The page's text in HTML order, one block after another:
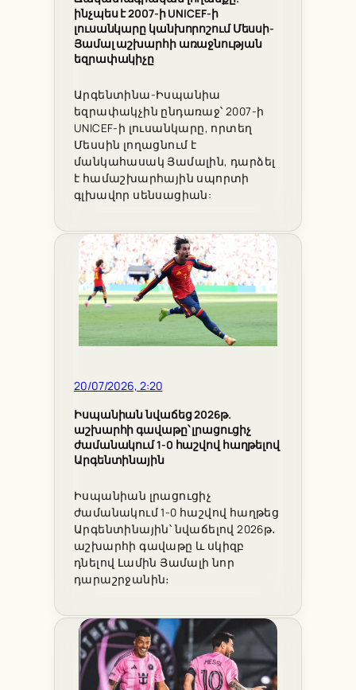
ինչպես է 2007-ի UNICEF-ի
լուսանկարը կանխորոշում Մեսսի-
Յամալ աշխարհի առաջնության
եզրափակիչը
Արգենտինա-Իսպանիա
եզրափակչին ընդառաջ՝ 2007-ի
UNICEF-ի լուսանկարը, որտեղ
Մեսսին լողացնում է
մանկահասակ Յամալին, դարձել
է համաշխարհային սպորտի
գլխավոր սենսացիան:
20/07/2026, 2:20
Իսպանիան նվաճեց 2026թ.
աշխարհի գավաթը՝ լրացուցիչ
ժամանակում 1-0 հաշվով հաղթելով
Արգենտինային
Իսպանիան լրացուցիչ
ժամանակում 1-0 հաշվով հաղթեց
Արգենտինային՝ նվաճելով 2026թ․
աշխարհի գավաթը և սկիզբ
դնելով Լամին Յամալի նոր
դարաշրջանին։